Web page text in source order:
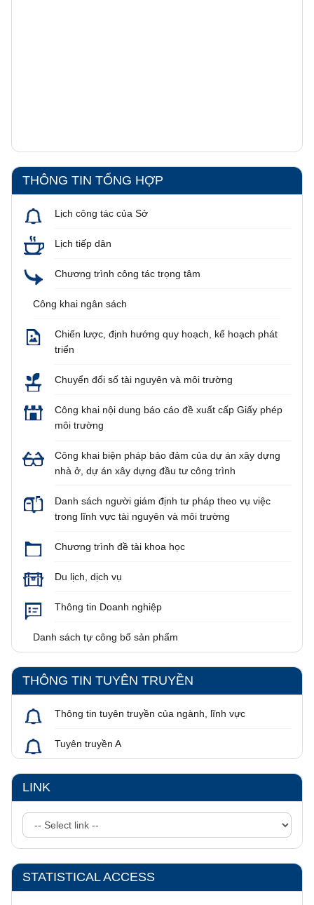
THÔNG TIN TỔNG HỢP
Lịch công tác của Sở
Lịch tiếp dân
Chương trình công tác trọng tâm
Công khai ngân sách
Chiến lược, định hướng quy hoạch, kế hoạch phát
triển
Chuyển đổi số tài nguyên và môi trường
Công khai nội dung báo cáo đề xuất cấp Giấy phép
môi trường
Công khai biện pháp bảo đảm của dự án xây dựng
nhà ở, dự án xây dựng đầu tư công trình
Danh sách người giám định tư pháp theo vụ việc
trong lĩnh vực tài nguyên và môi trường
Chương trình đề tài khoa học
Du lịch, dịch vụ
Thông tin Doanh nghiệp
Danh sách tự công bố sản phẩm
THÔNG TIN TUYÊN TRUYỀN
Thông tin tuyên truyền của ngành, lĩnh vực
Tuyên truyền A
LINK
STATISTICAL ACCESS